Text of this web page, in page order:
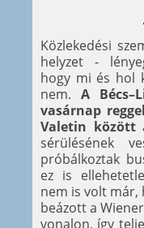
Közlekedési
helyzet -
hogy mi és hol
nem.A
vasárnap
Valetin között
sérülésének
próbálkoztak
ez is
nem is volt már,
beázott a
vonalon, így